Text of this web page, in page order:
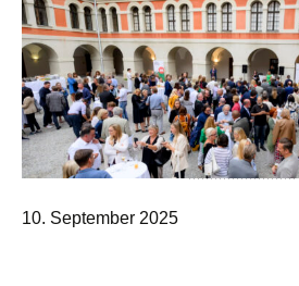
10. September 2025